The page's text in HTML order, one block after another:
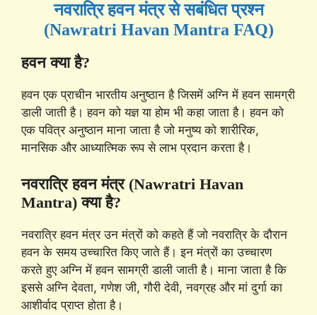
नवरात्रि हवन मंत्र से सबंधित प्रश्न
(Nawratri Havan Mantra FAQ)
हवन क्या है?
हवन एक प्राचीन भारतीय अनुष्ठान है जिसमें अग्नि में हवन सामग्री
डाली जाती है। हवन को यज्ञ या होम भी कहा जाता है। हवन को
एक पवित्र अनुष्ठान माना जाता है जो मनुष्य को शारीरिक,
मानसिक और आध्यात्मिक रूप से लाभ प्रदान करता है।
नवरात्रि हवन मंत्र (Nawratri Havan
Mantra) क्या है?
नवरात्रि हवन मंत्र उन मंत्रों को कहते हैं जो नवरात्रि के दौरान
हवन के समय उच्चारित किए जाते हैं। इन मंत्रों का उच्चारण
करते हुए अग्नि में हवन सामग्री डाली जाती है। माना जाता है कि
इससे अग्नि देवता, गणेश जी, गौरी देवी, नवग्रह और मां दुर्गा का
आशीर्वाद प्राप्त होता है।